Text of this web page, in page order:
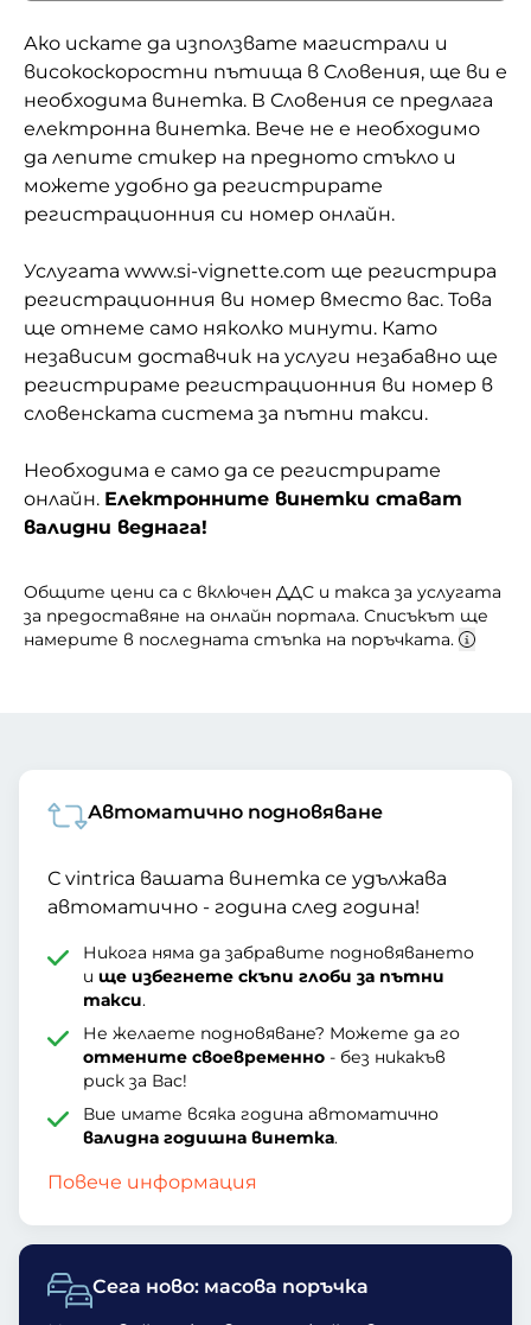
Ако искате да използвате магистрали и
високоскоростни пътища в Словения, ще ви е
необходима винетка. В Словения се предлага
електронна винетка. Вече не е необходимо
да лепите стикер на предното стъкло и
можете удобно да регистрирате
регистрационния си номер онлайн.
Услугата www.si-vignette.com ще регистрира
регистрационния ви номер вместо вас. Това
ще отнеме само няколко минути. Като
независим доставчик на услуги незабавно ще
регистрираме регистрационния ви номер в
словенската система за пътни такси.
Необходима е само да се регистрирате
онлайн. Електронните винетки стават
валидни веднага!
Общите цени са с включен ДДС и такса за услугата
за предоставяне на онлайн портала. Списъкът ще
намерите в последната стъпка на поръчката.
Сега ново: масова поръчка
Автоматично подновяване
С vintrica вашата винетка се удължава
автоматично - година след година!
Никога няма да забравите подновяването
ище избегнете скъпи глоби за пътни
такси.
Не желаете подновяване? Можете да го
отмените своевременно - без никакъв
риск за Вас!
Вие имате всяка година автоматично
валидна годишна винетка.
Повече информация